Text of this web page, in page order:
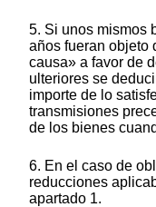
5. Si unos mismos
años fueran objeto
causa» a favor de
ulteriores se
importe de lo
transmisiones
de los bienes
6. En el caso de
reducciones
apartado 1.